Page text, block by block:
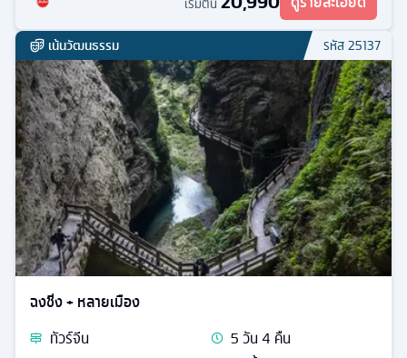
เน้นวัฒนธรรม รหัส25137
ฉงชิ่ง + หลายเมือง
ทัวร์จีน 5วัน4 คืน